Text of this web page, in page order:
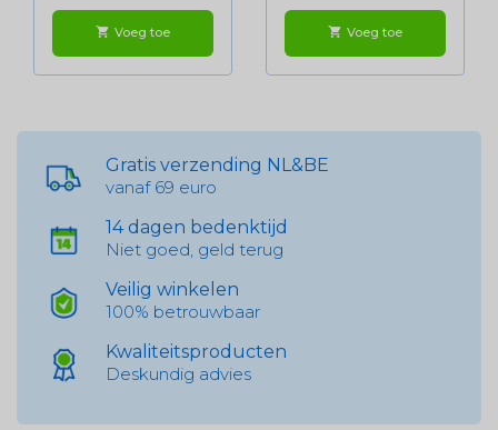
shopping_cart Voeg toe shopping_cart Voeg toe
Gratis verzending NL&BE
vanaf 69 euro
14 dagen bedenktijd
Niet goed, geld terug
Veilig winkelen
100% betrouwbaar
Kwaliteitsproducten
Deskundig advies